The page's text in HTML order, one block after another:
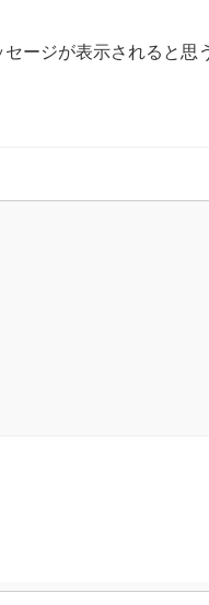
ージが表示されると思